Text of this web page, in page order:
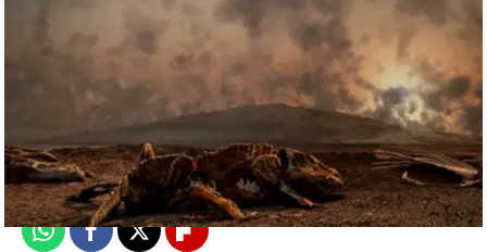
Madrid
Publicado:08 de noviembre de 2015, 21:08
WhatsappFacebook
X Flipboard